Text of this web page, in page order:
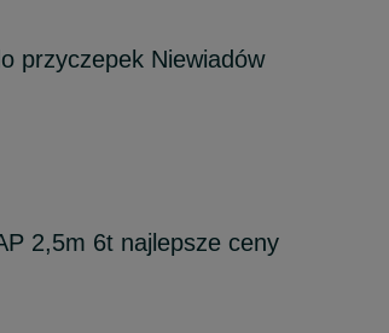
przyczepek Niewiadów
2,5m 6t najlepsze ceny